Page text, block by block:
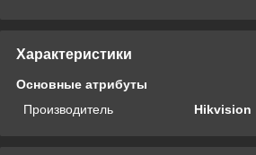
Характеристики
Основные атрибуты
Производитель
Hikvision